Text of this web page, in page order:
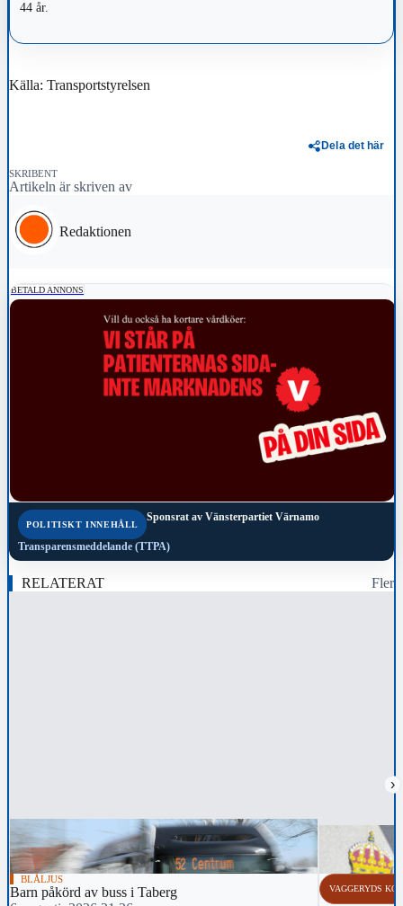
44 år.
Källa: Transportstyrelsen
Dela det här
SKRIBENT
Artikeln är skriven av
Redaktionen
BETALD ANNONS
POLITISKT INNEHÅLL
Sponsrat av Vänsterpartiet Värnamo
Transparensmeddelande (TTPA)
RELATERAT Fler
›
BLÅLJUS
Barn påkörd av buss i Taberg
VAGGERYDS